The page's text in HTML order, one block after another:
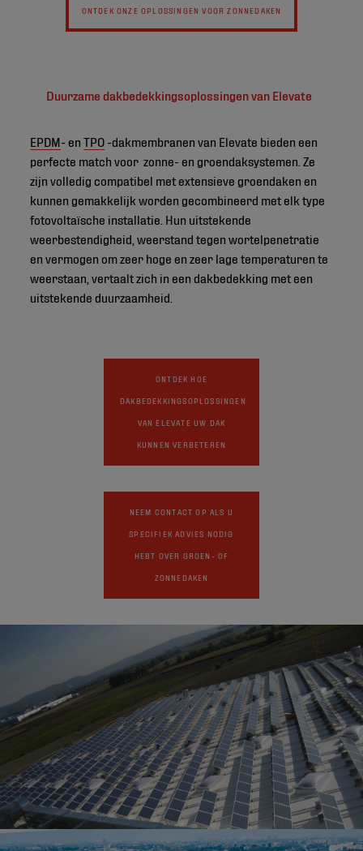
ONTDEK ONZE OPLOSSINGEN VOOR ZONNEDAKEN
Duurzame dakbedekkingsoplossingen van Elevate
EPDM- enTPO -dakmembranen van Elevate bieden een
perfecte match voor zonne- en groendaksystemen. Ze
zijn volledig compatibel met extensieve groendaken en
kunnen gemakkelijk worden gecombineerd met elk type
fotovoltaïsche installatie. Hun uitstekende
weerbestendigheid, weerstand tegen wortelpenetratie
en vermogen om zeer hoge en zeer lage temperaturen te
weerstaan, vertaalt zich in een dakbedekking met een
uitstekende duurzaamheid.
ONTDEK HOE
DAKBEDEKKINGSOPLOSSINGEN
VAN ELEVATE UW DAK
KUNNEN VERBETEREN
NEEM CONTACT OP ALS U
SPECIFIEK ADVIES NODIG
HEBT OVER GROEN- OF
ZONNEDAKEN